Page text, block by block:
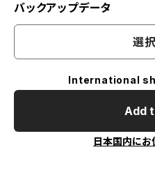
バックアップデータ
選
International
Add
日本国内にお